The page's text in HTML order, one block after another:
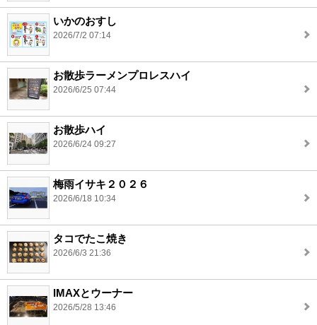
いかのおすし
2026/7/2 07:14
お散歩ラーメンプロレスハイ
2026/6/25 07:44
お散歩ハイ
2026/6/24 09:27
梅雨イサキ２０２６
2026/6/18 10:34
タコでたこ焼き
2026/6/3 21:36
IMAXとウーナー
2026/5/28 13:46